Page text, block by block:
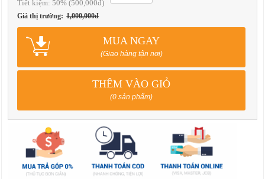
Tiết kiệm:50% (500,000đ)
Giá thị trường: 1,000,000đ
MUA NGAY
(Giao hàng tận nơi)
THÊM VÀO GIỎ
(0 sản phẩm)